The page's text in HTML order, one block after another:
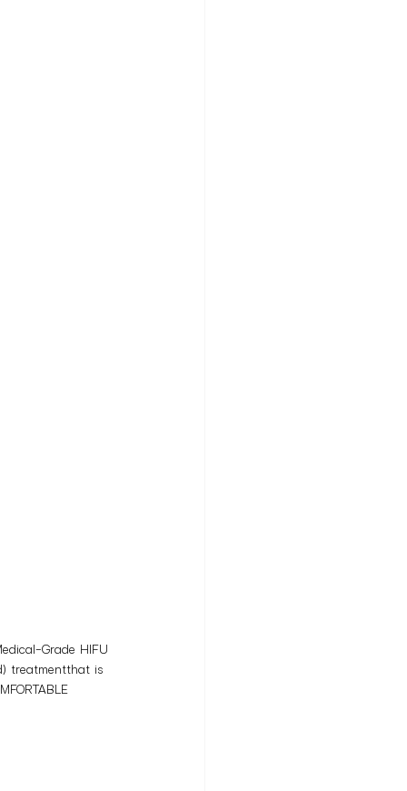
Grade HIFU
treatmentthat is